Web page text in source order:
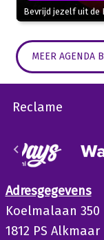
Bevrijd jezelf uit de
MEER AGENDA
Reclame
Adresgegevens
Koelmalaan 350
1812 PS Alkmaar